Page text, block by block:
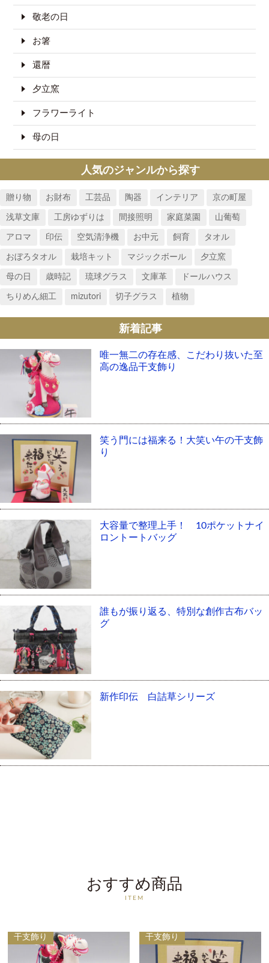
敬老の日
お箸
還暦
夕立窯
フラワーライト
母の日
人気のジャンルから探す
贈り物 お財布 工芸品 陶器 インテリア 京の町屋
浅草文庫 工房ゆずりは 間接照明 家庭菜園 山葡萄
アロマ 印伝 空気清浄機 お中元 飼育 タオル
おぼろタオル 栽培キット マジックボール 夕立窯
母の日 歳時記 琉球グラス 文庫革 ドールハウス
ちりめん細工 mizutori 切子グラス 植物
新着記事
唯一無二の存在感、こだわり抜いた至
高の逸品干支飾り
笑う門には福来る！大笑い午の干支飾
り
大容量で整理上手！ 10ポケットナイ
ロントートバッグ
誰もが振り返る、特別な創作古布バッ
グ
新作印伝 白詰草シリーズ
おすすめ商品
ITEM
干支飾り 干支飾り